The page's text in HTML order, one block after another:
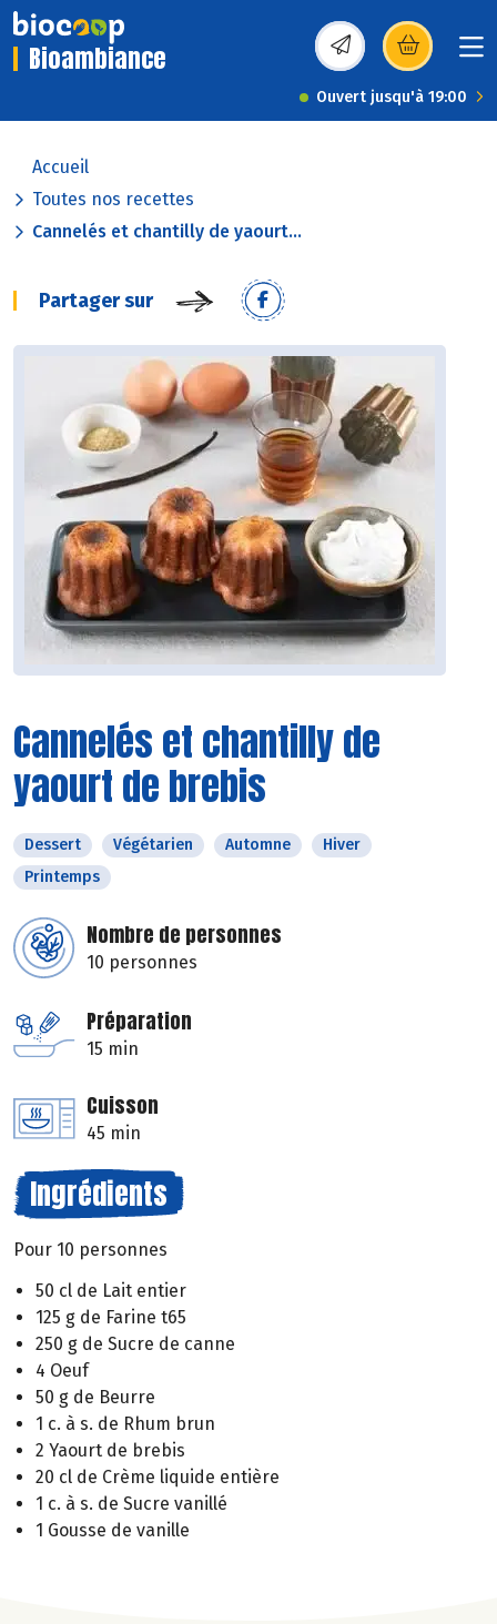
Bioambiance (s’ouvre dans une
Ouvert jusqu'à 19:00
Accueil
Toutes nos recettes
Cannelés et chantilly de yaourt...
Partager sur
Cannelés et chantilly de
yaourt de brebis
Dessert Végétarien Automne
Hiver
Printemps
Nombre de personnes
10 personnes
Préparation
15 min
Cuisson
45 min
Ingrédients
Pour 10 personnes
50 cl de Lait entier
125 g de Farine t65
250 g de Sucre de canne
4 Oeuf
50 g de Beurre
1 c. à s. de Rhum brun
2 Yaourt de brebis
20 cl de Crème liquide entière
1 c. à s. de Sucre vanillé
1 Gousse de vanille